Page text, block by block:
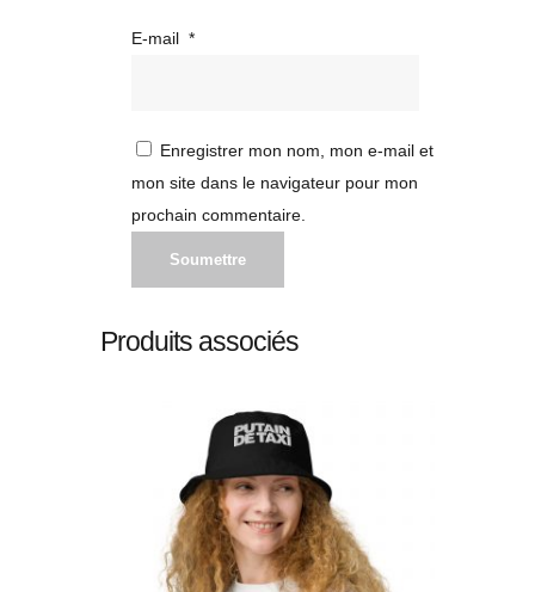
E-mail *
Enregistrer mon nom, mon e-mail et
mon site dans le navigateur pour mon
prochain commentaire.
Produits associés